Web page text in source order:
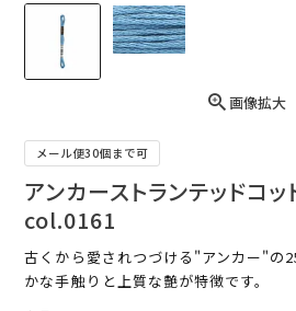
画像拡大
メール便30個まで可
アンカーストランテッドコッ
col.0161
古くから愛されつづける"アンカー"の
かな手触りと上質な艶が特徴です。